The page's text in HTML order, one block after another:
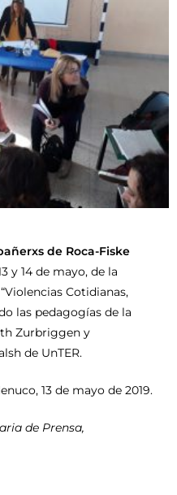
de Roca-Fiske
y 14 de mayo, de la
Cotidianas,
las pedagogías de la
Zurbriggen y
de UnTER.
13 de mayo de 2019.
de Prensa,